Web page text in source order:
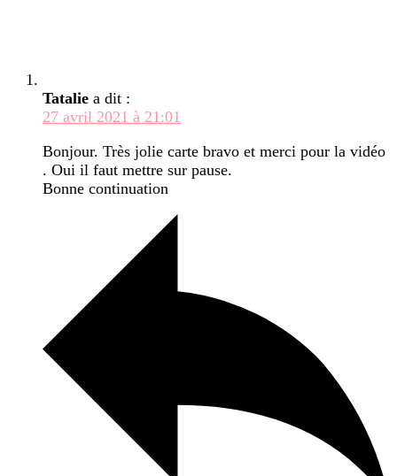
Tatalie a dit :
27 avril 2021 à 21:01
Bonjour. Très jolie carte bravo et merci pour la vidéo
. Oui il faut mettre sur pause.
Bonne continuation